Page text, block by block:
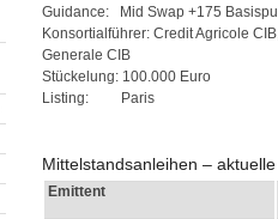
Guidance: Mid Swap +175
Konsortialführer: Credit Agricole
Generale CIB
Stückelung: 100.000 Euro
Listing: Paris
Mittelstandsanleihen –
Emittent